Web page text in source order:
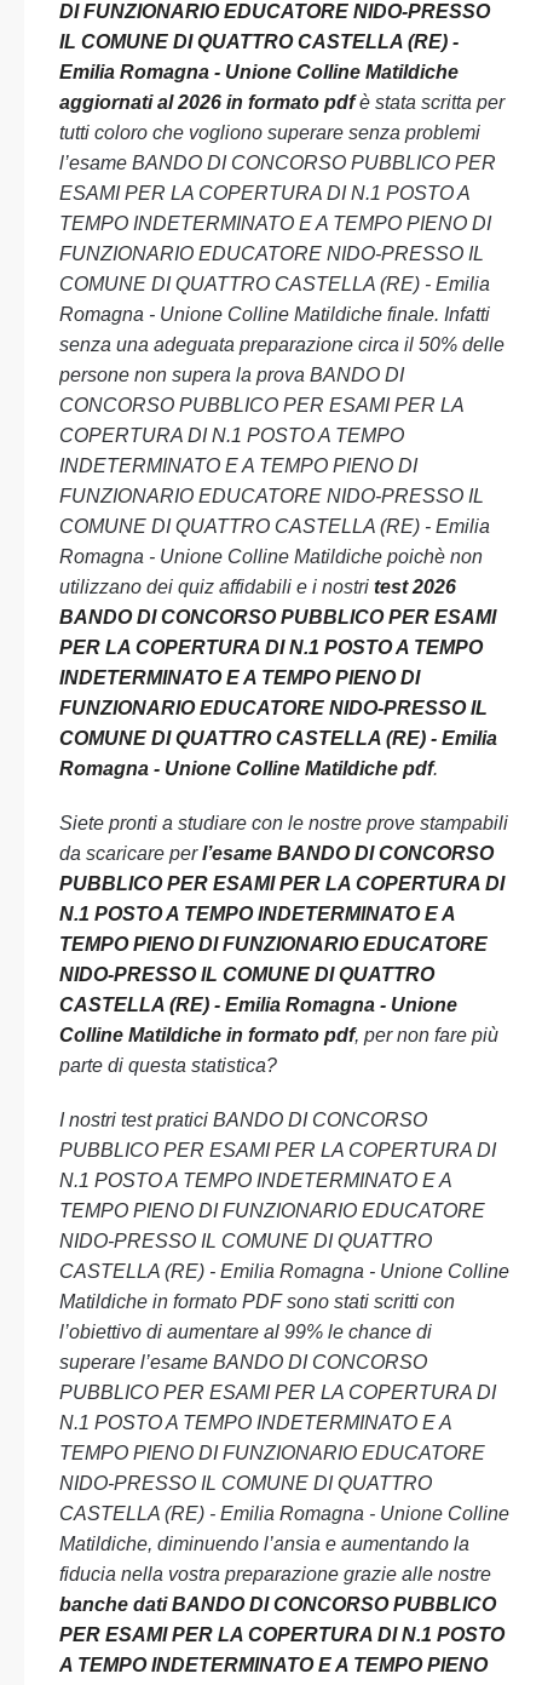
DI FUNZIONARIO EDUCATORE NIDO-PRESSO
IL COMUNE DI QUATTRO CASTELLA (RE) -
Emilia Romagna - Unione Colline Matildiche
aggiornati al 2026 in formato pdfè stata scritta per
tutti coloro che vogliono superare senza problemi
l’esame BANDO DI CONCORSO PUBBLICO PER
ESAMI PER LA COPERTURA DI N.1 POSTO A
TEMPO INDETERMINATO E A TEMPO PIENO DI
FUNZIONARIO EDUCATORE NIDO-PRESSO IL
COMUNE DI QUATTRO CASTELLA (RE) - Emilia
Romagna - Unione Colline Matildiche finale. Infatti
senza una adeguata preparazione circa il 50% delle
persone non supera la prova BANDO DI
CONCORSO PUBBLICO PER ESAMI PER LA
COPERTURA DI N.1 POSTO A TEMPO
INDETERMINATO E A TEMPO PIENO DI
FUNZIONARIO EDUCATORE NIDO-PRESSO IL
COMUNE DI QUATTRO CASTELLA (RE) - Emilia
Romagna - Unione Colline Matildiche poichè non
utilizzano dei quiz affidabili e i nostri test 2026
BANDO DI CONCORSO PUBBLICO PER ESAMI
PER LA COPERTURA DI N.1 POSTO A TEMPO
INDETERMINATO E A TEMPO PIENO DI
FUNZIONARIO EDUCATORE NIDO-PRESSO IL
COMUNE DI QUATTRO CASTELLA (RE) - Emilia
Romagna - Unione Colline Matildiche pdf.
Siete pronti a studiare con le nostre prove stampabili
da scaricare perl’esame BANDO DI CONCORSO
PUBBLICO PER ESAMI PER LA COPERTURA DI
N.1 POSTO A TEMPO INDETERMINATO E A
TEMPO PIENO DI FUNZIONARIO EDUCATORE
NIDO-PRESSO IL COMUNE DI QUATTRO
CASTELLA (RE) - Emilia Romagna - Unione
Colline Matildiche in formato pdf, per non fare più
parte di questa statistica?
I nostri test pratici BANDO DI CONCORSO
PUBBLICO PER ESAMI PER LA COPERTURA DI
N.1 POSTO A TEMPO INDETERMINATO E A
TEMPO PIENO DI FUNZIONARIO EDUCATORE
NIDO-PRESSO IL COMUNE DI QUATTRO
CASTELLA (RE) - Emilia Romagna - Unione Colline
Matildiche in formato PDF sono stati scritti con
l’obiettivo di aumentare al 99% le chance di
superare l’esame BANDO DI CONCORSO
PUBBLICO PER ESAMI PER LA COPERTURA DI
N.1 POSTO A TEMPO INDETERMINATO E A
TEMPO PIENO DI FUNZIONARIO EDUCATORE
NIDO-PRESSO IL COMUNE DI QUATTRO
CASTELLA (RE) - Emilia Romagna - Unione Colline
Matildiche, diminuendo l’ansia e aumentando la
fiducia nella vostra preparazione grazie alle nostre
banche dati BANDO DI CONCORSO PUBBLICO
PER ESAMI PER LA COPERTURA DI N.1 POSTO
A TEMPO INDETERMINATO E A TEMPO PIENO